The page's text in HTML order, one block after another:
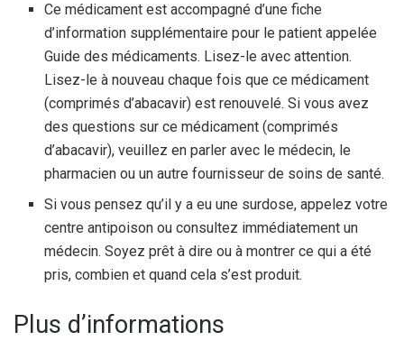
Ce médicament est accompagné d’une fiche
d’information supplémentaire pour le patient appelée
Guide des médicaments. Lisez-le avec attention.
Lisez-le à nouveau chaque fois que ce médicament
(comprimés d’abacavir) est renouvelé. Si vous avez
des questions sur ce médicament (comprimés
d’abacavir), veuillez en parler avec le médecin, le
pharmacien ou un autre fournisseur de soins de santé.
Si vous pensez qu’il y a eu une surdose, appelez votre
centre antipoison ou consultez immédiatement un
médecin. Soyez prêt à dire ou à montrer ce qui a été
pris, combien et quand cela s’est produit.
Plus d’informations